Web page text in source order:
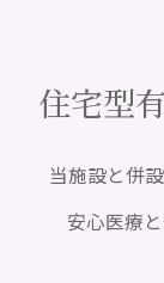
住宅型
当施設と併
安心医療